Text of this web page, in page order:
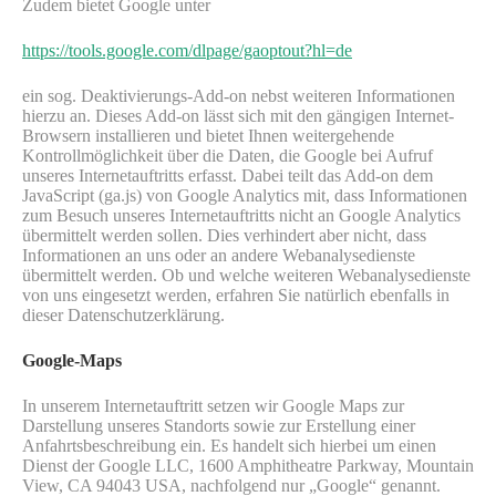
Zudem bietet Google unter
https://tools.google.com/dlpage/gaoptout?hl=de
ein sog. Deaktivierungs-Add-on nebst weiteren Informationen
hierzu an. Dieses Add-on lässt sich mit den gängigen Internet-
Browsern installieren und bietet Ihnen weitergehende
Kontrollmöglichkeit über die Daten, die Google bei Aufruf
unseres Internetauftritts erfasst. Dabei teilt das Add-on dem
JavaScript (ga.js) von Google Analytics mit, dass Informationen
zum Besuch unseres Internetauftritts nicht an Google Analytics
übermittelt werden sollen. Dies verhindert aber nicht, dass
Informationen an uns oder an andere Webanalysedienste
übermittelt werden. Ob und welche weiteren Webanalysedienste
von uns eingesetzt werden, erfahren Sie natürlich ebenfalls in
dieser Datenschutzerklärung.
Google-Maps
In unserem Internetauftritt setzen wir Google Maps zur
Darstellung unseres Standorts sowie zur Erstellung einer
Anfahrtsbeschreibung ein. Es handelt sich hierbei um einen
Dienst der Google LLC, 1600 Amphitheatre Parkway, Mountain
View, CA 94043 USA, nachfolgend nur „Google“ genannt.